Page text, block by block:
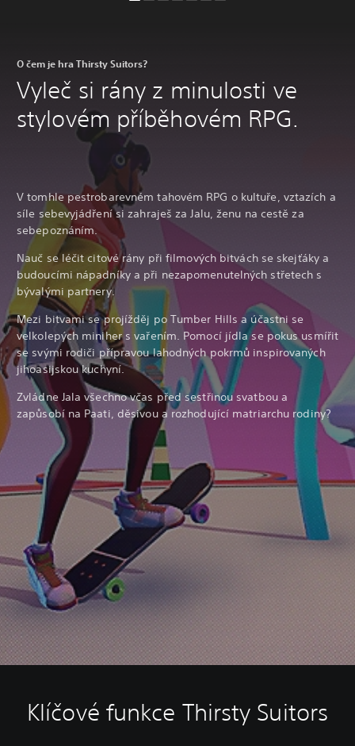
O čem je hra Thirsty Suitors?
Vyleč si rány z minulosti ve
stylovém příběhovém RPG.
V tomhle pestrobarevném tahovém RPG o kultuře, vztazích a
síle sebevyjádření si zahraješ za Jalu, ženu na cestě za
sebepoznáním.
Nauč se léčit citové rány při filmových bitvách se skejťáky a
budoucími nápadníky a při nezapomenutelných střetech s
bývalými partnery.
Mezi bitvami se projížděj po Tumber Hills a účastni se
velkolepých miniher s vařením. Pomocí jídla se pokus usmířit
se svými rodiči přípravou lahodných pokrmů inspirovaných
jihoasijskou kuchyní.
Zvládne Jala všechno včas před sestřinou svatbou a
zapůsobí na Paati, děsivou a rozhodující matriarchu rodiny?
Klíčové funkce Thirsty Suitors